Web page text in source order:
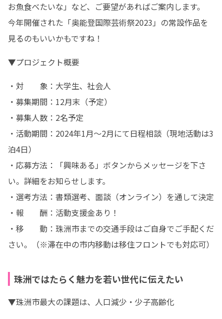
お魚食べたいな」など、ご要望があればご案内します。
今年開催された「奥能登国際芸術祭2023」の常設作品を
見るのもいいかもですね！
▼プロジェクト概要
・対　　象：大学生、社会人
・募集期間：12月末（予定）
・募集人数：2名予定
・活動期間：2024年1月～2月にて日程相談（現地活動は3
泊4日）
・応募方法：「興味ある」ボタンからメッセージを下さ
い。詳細をお知らせします。
・選考方法：書類選考、面談（オンライン）を通して決定
・報　　酬：活動支援金あり！
・移　　動：珠洲市までの交通手段はご自身でご手配くだ
さい。（※滞在中の市内移動は移住フロントでも対応可）
珠洲ではたらく魅力を若い世代に伝えたい
▼珠洲市最大の課題は、人口減少・少子高齢化